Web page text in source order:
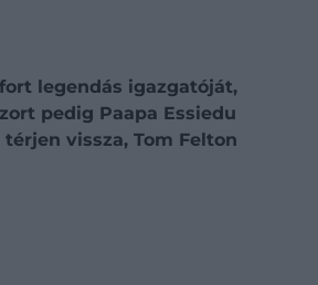
legendás igazgatóját,
pedig Paapa Essiedu
vissza, Tom Felton